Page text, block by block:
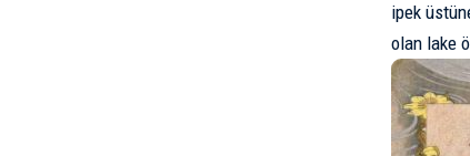
ipek
olan lake